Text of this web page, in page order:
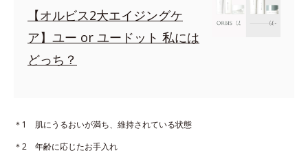
【オルビス2大エイジングケ
ア】ユー or ユードット 私には
どっち？
＊1 肌にうるおいが満ち、維持されている状態
＊2 年齢に応じたお手入れ